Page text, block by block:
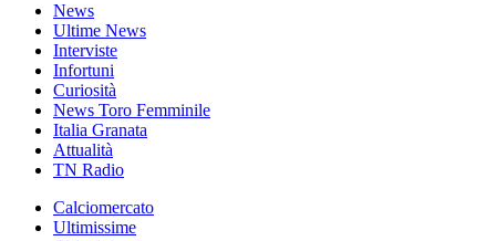
News
Ultime News
Interviste
Infortuni
Curiosità
News Toro Femminile
Italia Granata
Attualità
TN Radio
Calciomercato
Ultimissime